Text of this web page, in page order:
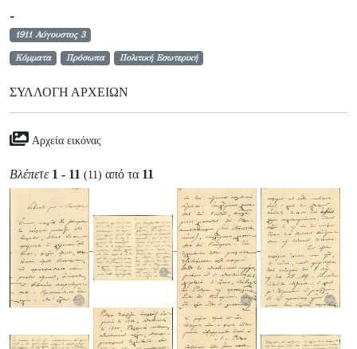
-
1911 Αύγουστος 3
Κόμματα Πρόσωπα Πολιτική Εσωτερική
ΣΥΛΛΟΓΉ ΑΡΧΕΊΩΝ
Αρχεία εικόνας
Βλέπετε 1 - 11 (11) από τα 11